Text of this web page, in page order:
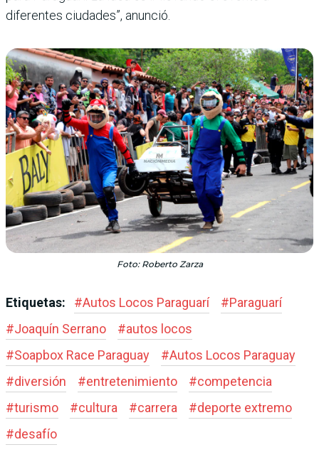
diferentes ciudades”, anunció.
Foto: Roberto Zarza
Etiquetas: #Autos Locos Paraguarí #Paraguarí
#Joaquín Serrano #autos locos
#Soapbox Race Paraguay #Autos Locos Paraguay
#diversión #entretenimiento #competencia
#turismo #cultura #carrera #deporte extremo
#desafío